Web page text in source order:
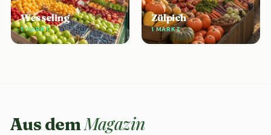
Wesseling
1 MARKT
Zülpich
1 MARKT
Aus demMagazin